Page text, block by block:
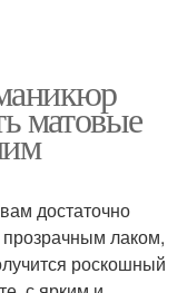
матовые
достаточно
прозрачным лаком,
роскошный